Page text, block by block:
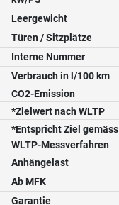
Leergewicht
Türen / Sitzplätze
Interne Nummer
Verbrauch in l/100 km
CO2-Emission
*Zielwert nach WLTP
*Entspricht Ziel gemäss
WLTP-Messverfahren
Anhängelast
Ab MFK
Garantie